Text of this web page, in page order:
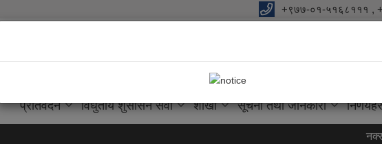
+९७७-०१-५१६८१११ ,
प्रतिवेदन विधुतीय शुसासन सेवा शाखा सूचना तथा जानकारी